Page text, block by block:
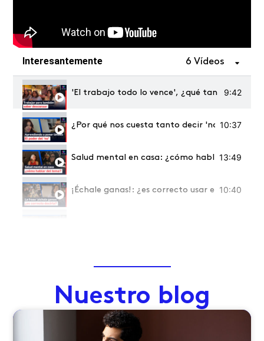
Interesantemente 6 Vídeos
'El trabajo todo lo vence', ¿qué tan serio
9:42
¿Por qué nos cuesta tanto decir 'no'?10:37
Salud mental en casa: ¿cómo hablar sobre
13:49
¡Échale ganas!: ¿es correcto usar esta frase
10:40
Nuestro blog